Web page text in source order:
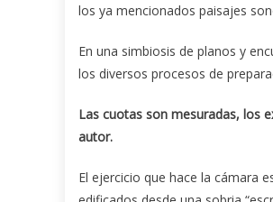
los ya mencionados paisajes
En una simbiosis de planos y
los diversos procesos de
Las cuotas son mesuradas, los
autor.
El ejercicio que hace la cámara